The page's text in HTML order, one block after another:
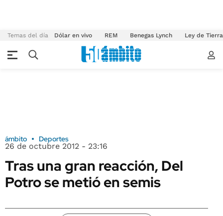
Temas del día Dólar en vivo REM Benegas Lynch Ley de
ámbito Deportes
26 de octubre 2012 - 23:16
Tras una gran reacción, Del
Potro se metió en semis